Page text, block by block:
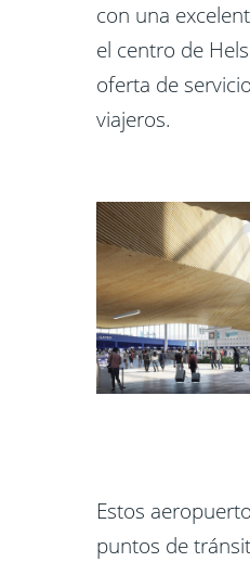
con una
el centro de
oferta de
viajeros.
Estos
puntos de